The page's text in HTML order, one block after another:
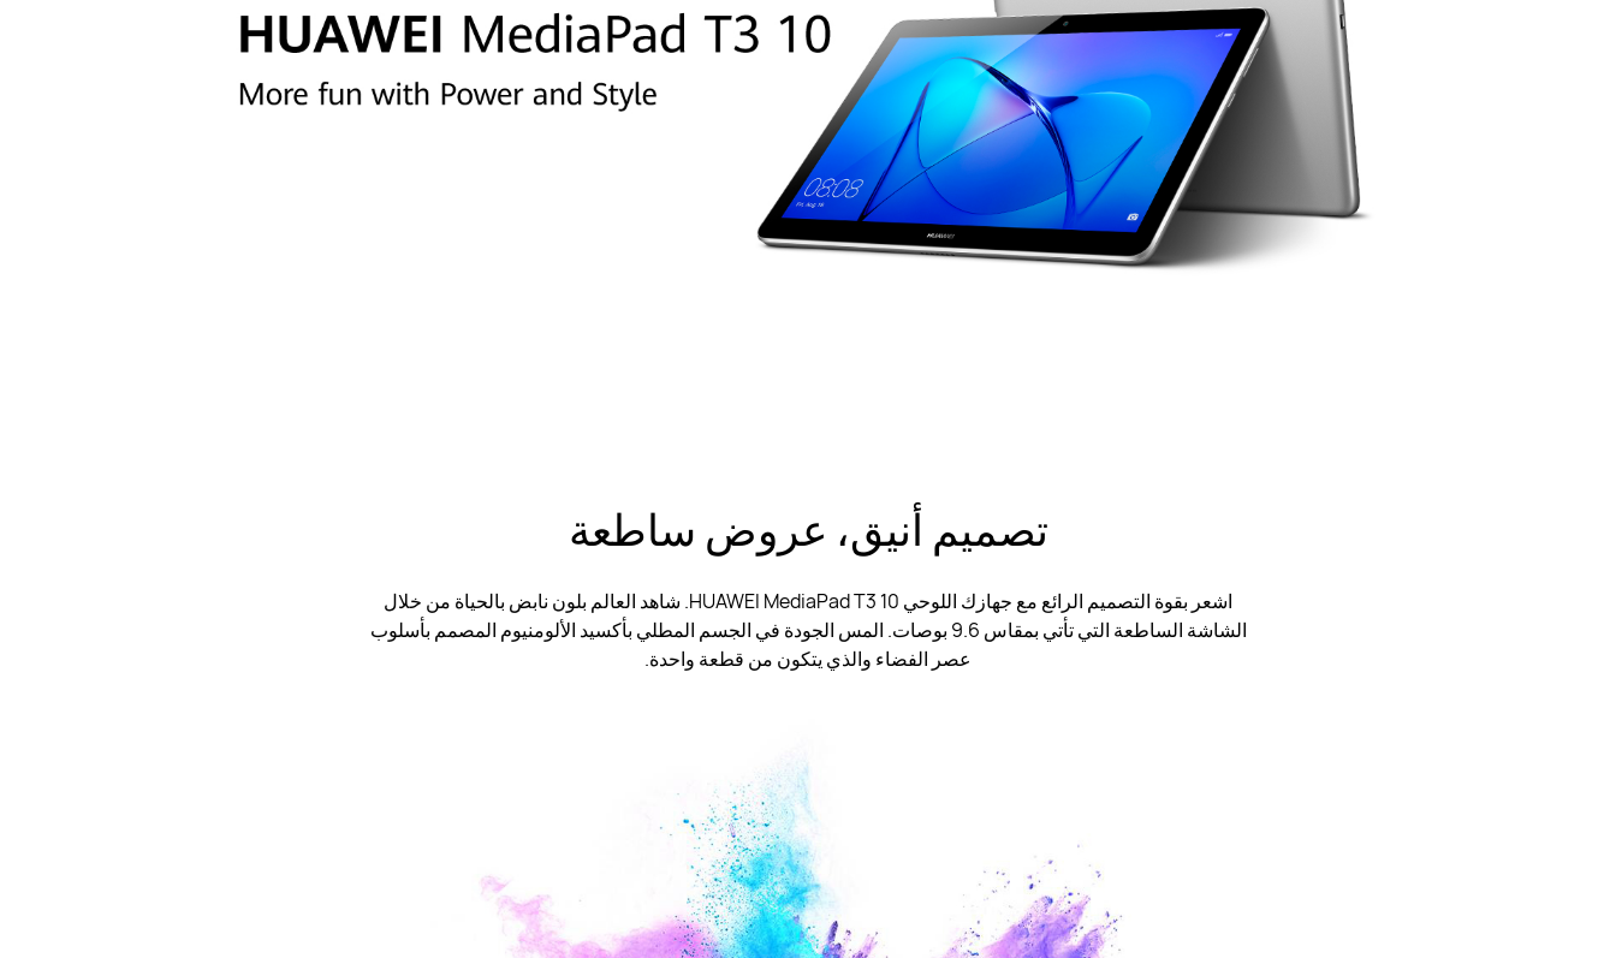
تصميم أنيق، عروض ساطعة
اشعر بقوة التصميم الرائع مع جهازك اللوحي HUAWEI MediaPad T3 10. شاهد العالم بلون نابض بالحياة من خلال
الشاشة الساطعة التي تأتي بمقاس 9.6 بوصات. المس الجودة في الجسم المطلي بأكسيد الألومنيوم المصمم بأسلوب
عصر الفضاء والذي يتكون من قطعة واحدة.